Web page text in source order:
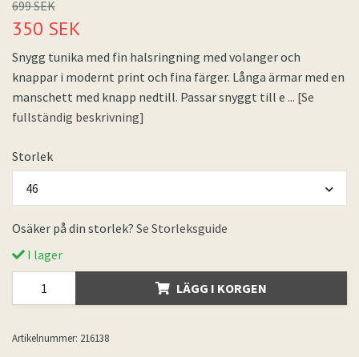
699 SEK
350 SEK
Snygg tunika med fin halsringning med volanger och
knappar i modernt print och fina färger. Långa ärmar med en
manschett med knapp nedtill. Passar snyggt till e ... [Se
fullständig beskrivning]
Storlek
46
Osäker på din storlek? Se Storleksguide
I lager
LÄGG I KORGEN
Artikelnummer: 216138